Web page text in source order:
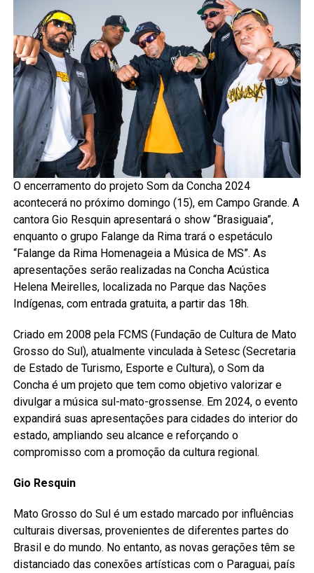
O encerramento do projeto Som da Concha 2024
acontecerá no próximo domingo (15), em Campo Grande. A
cantora Gio Resquin apresentará o show “Brasiguaia”,
enquanto o grupo Falange da Rima trará o espetáculo
“Falange da Rima Homenageia a Música de MS”. As
apresentações serão realizadas na Concha Acústica
Helena Meirelles, localizada no Parque das Nações
Indígenas, com entrada gratuita, a partir das 18h.
Criado em 2008 pela FCMS (Fundação de Cultura de Mato
Grosso do Sul), atualmente vinculada à Setesc (Secretaria
de Estado de Turismo, Esporte e Cultura), o Som da
Concha é um projeto que tem como objetivo valorizar e
divulgar a música sul-mato-grossense. Em 2024, o evento
expandirá suas apresentações para cidades do interior do
estado, ampliando seu alcance e reforçando o
compromisso com a promoção da cultura regional.
Gio Resquin
Mato Grosso do Sul é um estado marcado por influências
culturais diversas, provenientes de diferentes partes do
Brasil e do mundo. No entanto, as novas gerações têm se
distanciado das conexões artísticas com o Paraguai, país